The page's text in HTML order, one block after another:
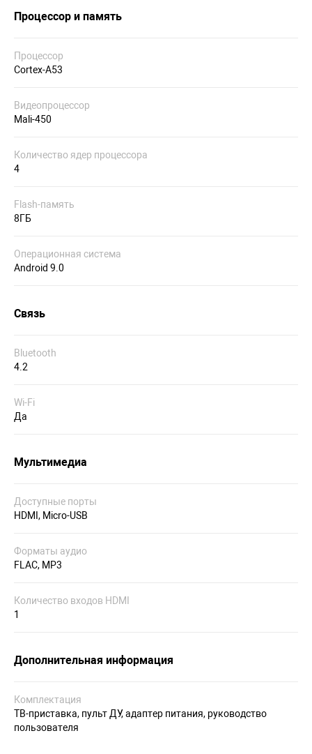
Процессор и память
Процессор
Cortex-A53
Видеопроцессор
Mali-450
Количество ядер процессора
4
Flash-память
8ГБ
Операционная система
Android 9.0
Связь
Bluetooth
4.2
Wi-Fi
Да
Мультимедиа
Доступные порты
HDMI, Micro-USB
Форматы аудио
FLAC, MP3
Количество входов HDMI
1
Дополнительная информация
Комплектация
ТВ-приставка, пульт ДУ, адаптер питания, руководство
пользователя